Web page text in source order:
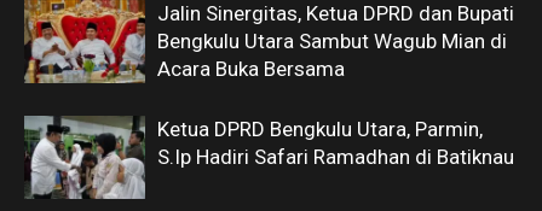
Jalin Sinergitas, Ketua DPRD dan Bupati
Bengkulu Utara Sambut Wagub Mian di
Acara Buka Bersama
Ketua DPRD Bengkulu Utara, Parmin,
S.Ip Hadiri Safari Ramadhan di Batiknau